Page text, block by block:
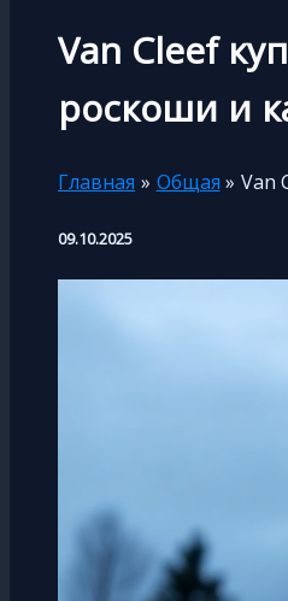
Van Cleef
роскоши и
Главная Общая Van
09.10.2025